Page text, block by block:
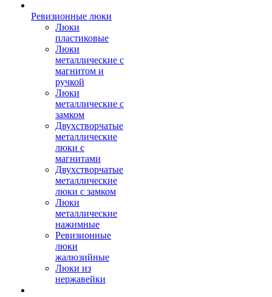
Ревизионные люки
Люки
пластиковые
Люки
металлические с
магнитом и
ручкой
Люки
металлические с
замком
Двухстворчатые
металлические
люки с
магнитами
Двухстворчатые
металлические
люки с замком
Люки
металлические
нажимные
Ревизионные
люки
жалюзийные
Люки из
нержавейки